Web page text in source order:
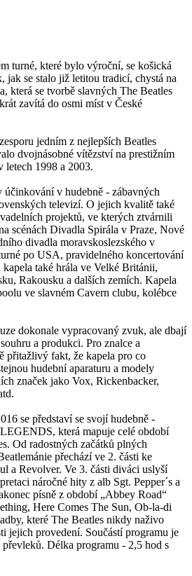
turné, které bylo výroční, se košická
jak se stalo již letitou tradicí, chystá na
která se tvorbě slavných The Beatles
zavítá do osmi míst v České
jedním z nejlepších Beatles
dvojnásobné vítězství na prestižním
letech 1998 a 2003.
účinkování v hudebně - zábavných
televizí. O jejich kvalitě také
projektů, ve kterých ztvárnili
scénách Divadla Spirála v Praze, Nové
divadla moravskoslezského v
po USA, pravidelného koncertování
také hrála ve Velké Británii,
Rakousku a dalších zemích. Kapela
ve slavném Cavern clubu, kolébce
dokonale vypracovaný zvuk, ale dbají
a produkci. Pro znalce a
přitažlivý fakt, že kapela pro co
hudební aparaturu a modely
značek jako Vox, Rickenbacker,
se představí se svojí hudebně -
která mapuje celé období
Od radostných začátků plných
přechází ve 2. části ke
a Revolver. Ve 3. části diváci uslyší
náročné hity z alb Sgt. Pepper´s a
písně z období „Abbey Road“
Here Comes The Sun, Ob-la-di
které The Beatles nikdy naživo
jejich provedení. Součástí programu je
Délka programu - 2,5 hod s